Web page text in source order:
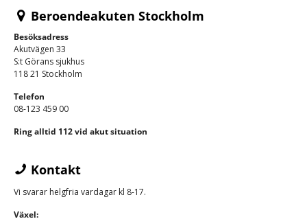
Beroendeakuten Stockholm
Besöksadress
Akutvägen 33
S:t Görans sjukhus
118 21 Stockholm
Telefon
08-123 459 00
Ring alltid 112 vid akut situation
Kontakt
Vi svarar helgfria vardagar kl 8-17.
Växel: